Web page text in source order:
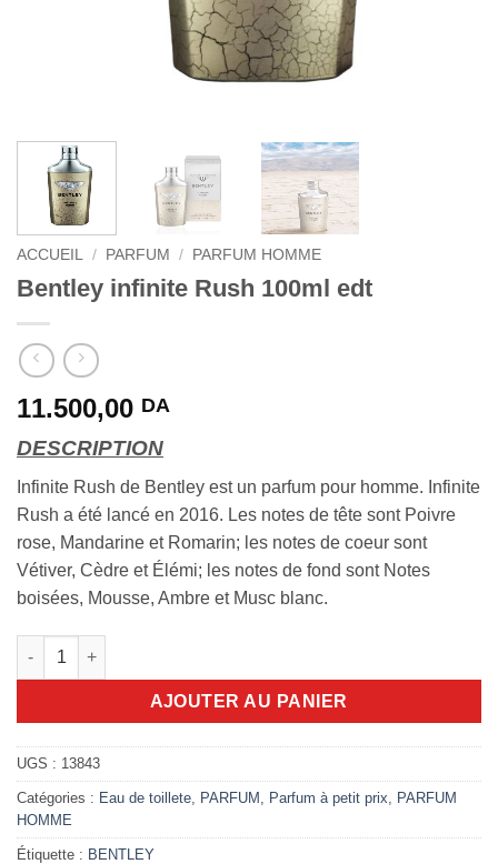
ACCUEIL / PARFUM / PARFUM HOMME
Bentley infinite Rush 100ml edt
11.500,00 DA
DESCRIPTION
Infinite Rush de Bentley est un parfum pour homme. Infinite
Rush a été lancé en 2016. Les notes de tête sont Poivre
rose, Mandarine et Romarin; les notes de coeur sont
Vétiver, Cèdre et Élémi; les notes de fond sont Notes
boisées, Mousse, Ambre et Musc blanc.
quantité de Bentley infinite Rush 100ml edt
AJOUTER AU PANIER
UGS : 13843
Catégories : Eau de toillete PARFUM Parfum à petit prix
PARFUM
HOMME
Étiquette : BENTLEY